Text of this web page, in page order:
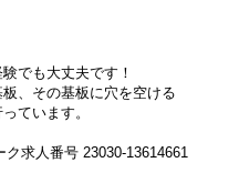
でも大丈夫です！
、その基板に穴を空ける
ています。
求人番号 23030-13614661